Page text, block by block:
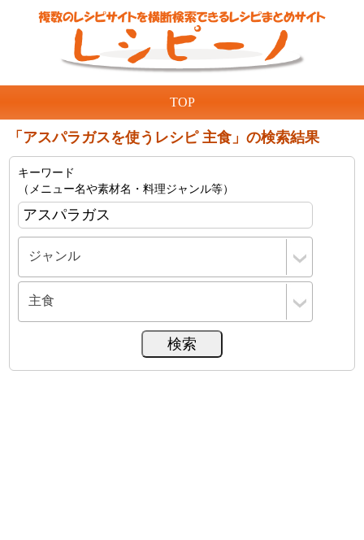
TOP
「アスパラガスを使うレシピ 主食」の検索結果
キーワード
（メニュー名や素材名・料理ジャンル等）